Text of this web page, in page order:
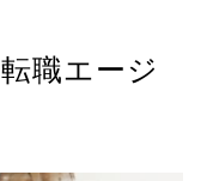
職エージ